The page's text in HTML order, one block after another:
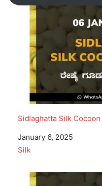
Sidlaghatta Silk
Date
January 6, 2025
In relation to
Silk